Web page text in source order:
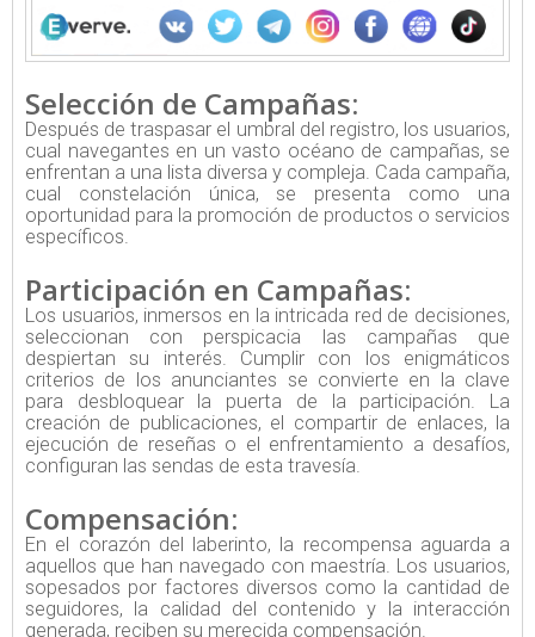
Selección de Campañas:
Después de traspasar el umbral del registro, los usuarios,
cual navegantes en un vasto océano de campañas, se
enfrentan a una lista diversa y compleja. Cada campaña,
cual constelación única, se presenta como una
oportunidad para la promoción de productos o servicios
específicos.
Participación en Campañas:
Los usuarios, inmersos en la intricada red de decisiones,
seleccionan con perspicacia las campañas que
despiertan su interés. Cumplir con los enigmáticos
criterios de los anunciantes se convierte en la clave
para desbloquear la puerta de la participación. La
creación de publicaciones, el compartir de enlaces, la
ejecución de reseñas o el enfrentamiento a desafíos,
configuran las sendas de esta travesía.
Compensación:
En el corazón del laberinto, la recompensa aguarda a
aquellos que han navegado con maestría. Los usuarios,
sopesados por factores diversos como la cantidad de
seguidores, la calidad del contenido y la interacción
generada, reciben su merecida compensación.